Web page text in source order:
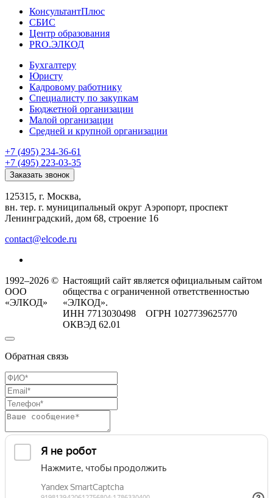
КонсультантПлюс
СБИС
Центр образования
PRO.ЭЛКОД
Бухгалтеру
Юристу
Кадровому работнику
Специалисту по закупкам
Бюджетной организации
Малой организации
Средней и крупной организации
+7 (495) 234-36-61
+7 (495) 223-03-35
Заказать звонок
125315, г. Москва,
вн. тер. г. муниципальный округ Аэропорт, проспект
Ленинградский, дом 68, строение 16
contact@elcode.ru
1992–2026 ©
ООО
«ЭЛКОД»
Настоящий сайт является официальным сайтом
общества с ограниченной ответственностью
«ЭЛКОД».
ИНН 7713030498 ОГРН 1027739625770
ОКВЭД 62.01
Обратная связь